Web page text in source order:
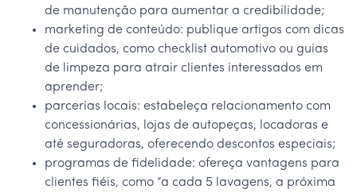
de manutenção para aumentar a credibilidade;
marketing de conteúdo: publique artigos com dicas
de cuidados, como checklist automotivo ou guias
de limpeza para atrair clientes interessados em
aprender;
parcerias locais: estabeleça relacionamento com
concessionárias, lojas de autopeças, locadoras e
até seguradoras, oferecendo descontos especiais;
programas de fidelidade: ofereça vantagens para
clientes fiéis, como “a cada 5 lavagens, a próxima